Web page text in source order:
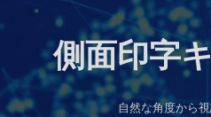
側面印字
自然な角度から視